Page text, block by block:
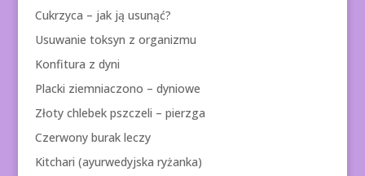
Cukrzyca – jak ją usunąć?
Usuwanie toksyn z organizmu
Konfitura z dyni
Placki ziemniaczono – dyniowe
Złoty chlebek pszczeli – pierzga
Czerwony burak leczy
Kitchari (ayurwedyjska ryżanka)